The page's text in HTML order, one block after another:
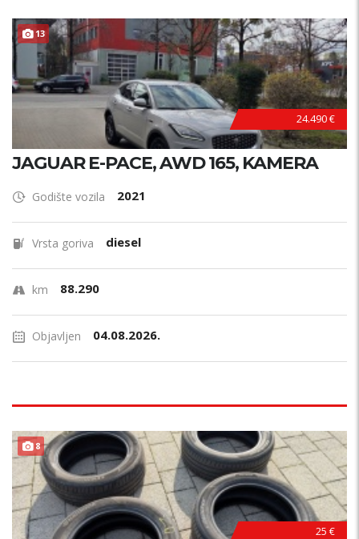
13
24.490 €
JAGUAR E-PACE, AWD 165, KAMERA
Godište vozila 2021
Vrsta goriva diesel
km 88.290
Objavljen 04.08.2026.
8 PRILIKA !
25 €